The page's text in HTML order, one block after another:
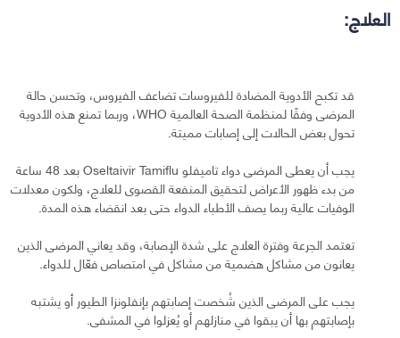
العلاج:
قد تكبح الأدوية المضادة للفيروسات تضاعف الفيروس، وتحسن حالة
المرضى وفقًا لمنظمة الصحة العالمية WHO، وربما تمنع هذه الأدوية
تحول بعض الحالات إلى إصابات مميتة.
يجب أن يعطى المرضى دواء تاميفلو Oseltaivir Tamiflu بعد 48 ساعة
من بدء ظهور الأعراض لتحقيق المنفعة القصوى للعلاج، ولكون معدلات
الوفيات عالية ربما يصف الأطباء الدواء حتى بعد انقضاء هذه المدة.
تعتمد الجرعة وفترة العلاج على شدة الإصابة، وقد يعاني المرضى الذين
يعانون من مشاكل هضمية من مشاكل في امتصاص فعّال للدواء.
يجب على المرضى الذين شُخصت إصابتهم بإنفلونزا الطيور أو يشتبه
بإصابتهم بها أن يبقوا في منازلهم أو يُعزلوا في المشفى.